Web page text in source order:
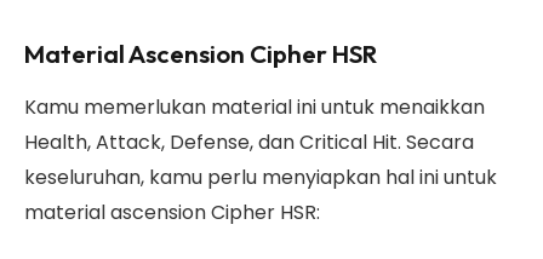
Material Ascension Cipher HSR
Kamu memerlukan material ini untuk menaikkan
Health, Attack, Defense, dan Critical Hit. Secara
keseluruhan, kamu perlu menyiapkan hal ini untuk
material ascension Cipher HSR: